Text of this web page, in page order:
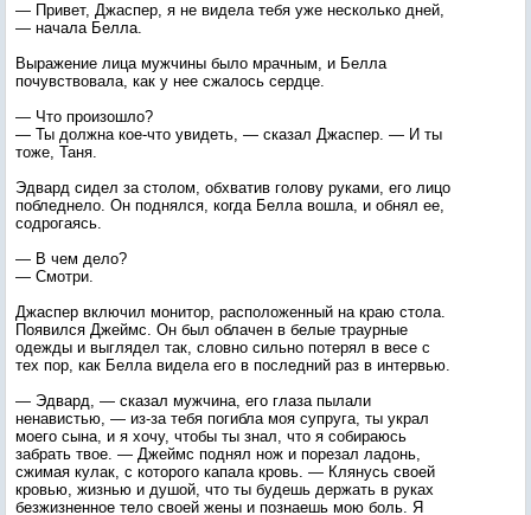
— Привет, Джаспер, я не видела тебя уже несколько дней,
— начала Белла.
Выражение лица мужчины было мрачным, и Белла
почувствовала, как у нее сжалось сердце.
— Что произошло?
— Ты должна кое-что увидеть, — сказал Джаспер. — И ты
тоже, Таня.
Эдвард сидел за столом, обхватив голову руками, его лицо
побледнело. Он поднялся, когда Белла вошла, и обнял ее,
содрогаясь.
— В чем дело?
— Смотри.
Джаспер включил монитор, расположенный на краю стола.
Появился Джеймс. Он был облачен в белые траурные
одежды и выглядел так, словно сильно потерял в весе с
тех пор, как Белла видела его в последний раз в интервью.
— Эдвард, — сказал мужчина, его глаза пылали
ненавистью, — из-за тебя погибла моя супруга, ты украл
моего сына, и я хочу, чтобы ты знал, что я собираюсь
забрать твое. — Джеймс поднял нож и порезал ладонь,
сжимая кулак, с которого капала кровь. — Клянусь своей
кровью, жизнью и душой, что ты будешь держать в руках
безжизненное тело своей жены и познаешь мою боль. Я